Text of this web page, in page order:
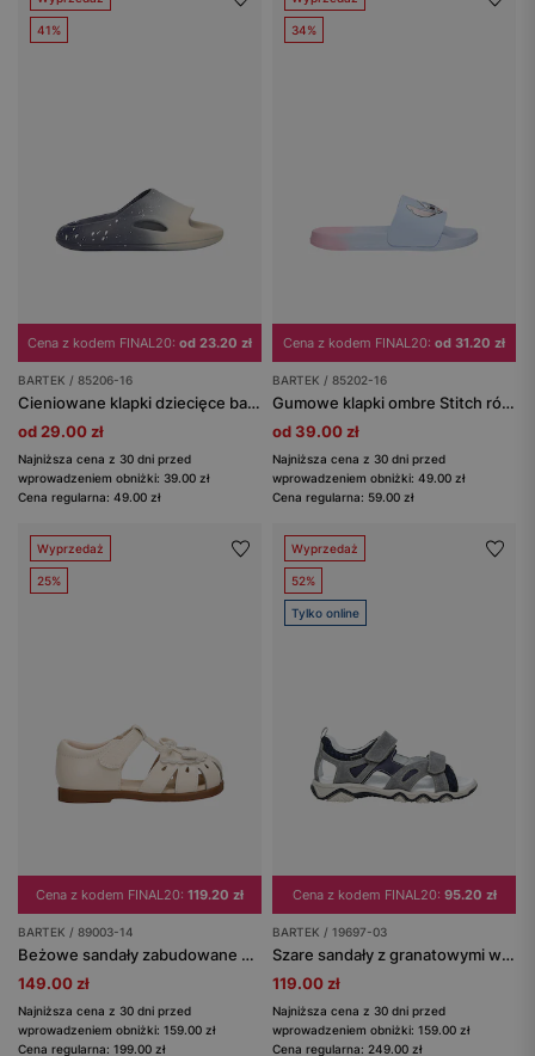
41%
Cena z kodem FINAL20: od 23.20 zł
BARTEK / 85206-16
Cieniowane klapki dziecięce basenowe granatowo-beżowe BARTEK 85206-16
od 29.00 zł
Najniższa cena z 30 dni przed
wprowadzeniem obniżki: 39.00 zł
Cena regularna: 49.00 zł
34%
Cena z kodem FINAL20: od 31.20 zł
BARTEK / 85202-16
Gumowe klapki ombre Stitch różowo-niebieskie BARTEK 85202-16
od 39.00 zł
Najniższa cena z 30 dni przed
wprowadzeniem obniżki: 49.00 zł
Cena regularna: 59.00 zł
Wyprzedaż
25%
Cena z kodem FINAL20: 119.20 zł
BARTEK / 89003-14
Beżowe sandały zabudowane dla dziewcząt BARTEK 89003-14
149.00 zł
Najniższa cena z 30 dni przed
wprowadzeniem obniżki: 159.00 zł
Cena regularna: 199.00 zł
Wyprzedaż
52%
Tylko online
Cena z kodem FINAL20: 95.20 zł
BARTEK / 19697-03
Szare sandały z granatowymi wstawkami BARTEK 19697-03
119.00 zł
Najniższa cena z 30 dni przed
wprowadzeniem obniżki: 159.00 zł
Cena regularna: 249.00 zł